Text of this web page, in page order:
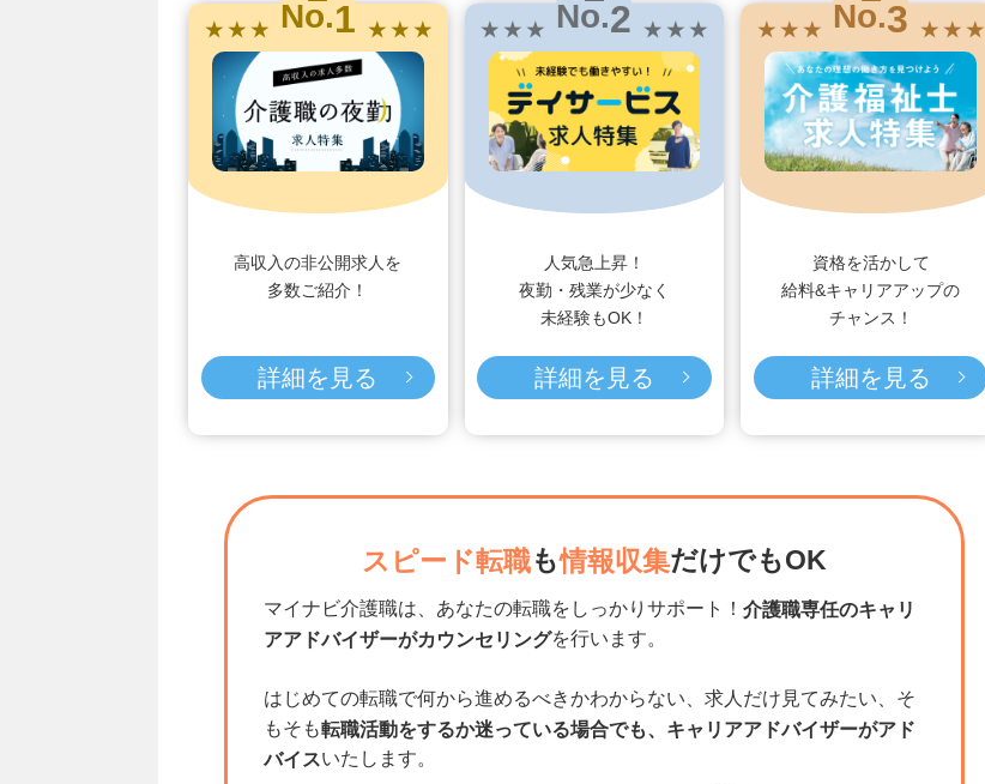
★ ★ ★ No.1 ★ ★ ★
高収入の非公開求人を
多数ご紹介！
詳細を見る
★ ★ ★ No.2 ★ ★ ★
人気急上昇！
夜勤・残業が少なく
未経験もOK！
詳細を見る
★ ★ ★ No.3 ★ ★ ★
資格を活かして
給料&キャリアアップの
チャンス！
詳細を見る
スピード転職も情報収集だけでもOK
マイナビ介護職は、あなたの転職をしっかりサポート！ 介護職専任のキャリ
アアドバイザーがカウンセリングを行います。
はじめての転職で何から進めるべきかわからない、求人だけ見てみたい、そ
もそも転職活動をするか迷っている場合でも、キャリアアドバイザーがアド
バイスいたします。